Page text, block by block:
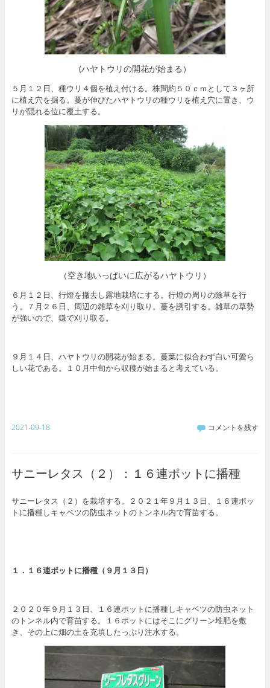
(ハヤトウリの開花が始まる）
５月１２日、種ウリ４個を植え付ける。株間約５０ｃｍとして３ヶ所
に植え穴を掘る。蔓が伸びたハヤトウリの種ウリを植え穴に置き、ウ
リが隠れる位に覆土する。
（空き地いっぱいに広がるハヤトウリ）
６月１２日、行燈を撤去し露地栽培にする。行燈の周りの除草を行
う。７月２６日、周辺の雑草を刈り取り。蔓を誘引する。雑草の草勢
が強いので、鎌で刈り取る。
９月１４日、ハヤトウリの開花が始まる。蔓葉に似合わず白い可愛ら
しい花である。１０月中旬から収穫が始まると考えている。
2021-09-18 コメントを残す
サニーレタス（２）：１６連ポットに播種
サニーレタス（２）を栽培する。２０２１年９月１３日、１６連ポッ
トに播種しキャベツの防虫ネットのトンネル内で育苗する。
１．１６連ポットに播種（９月１３日）
２０２０年９月１３日、１６連ポットに播種しキャベツの防虫ネット
のトンネル内で育苗する。１６ポットにはそこにグリーン堆肥を敷
き、その上に畑の土を充填したっぷり注水する。